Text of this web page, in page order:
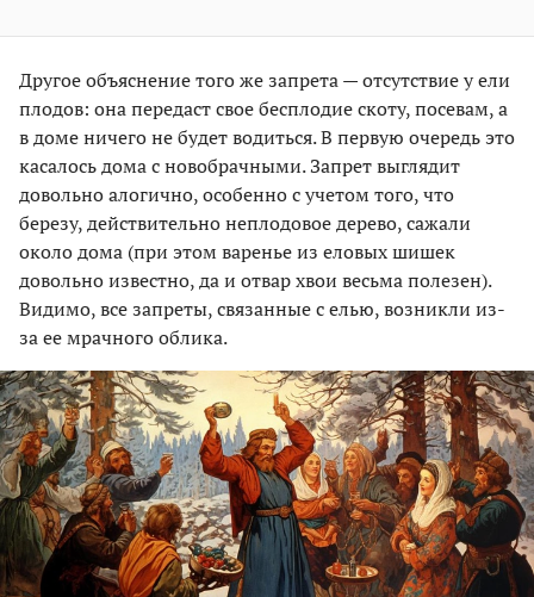
Другое объяснение того же запрета — отсутствие у ели
плодов: она передаст свое бесплодие скоту, посевам, а
в доме ничего не будет водиться. В первую очередь это
касалось дома с новобрачными. Запрет выглядит
довольно алогично, особенно с учетом того, что
березу, действительно неплодовое дерево, сажали
около дома (при этом варенье из еловых шишек
довольно известно, да и отвар хвои весьма полезен).
Видимо, все запреты, связанные с елью, возникли из-
за ее мрачного облика.